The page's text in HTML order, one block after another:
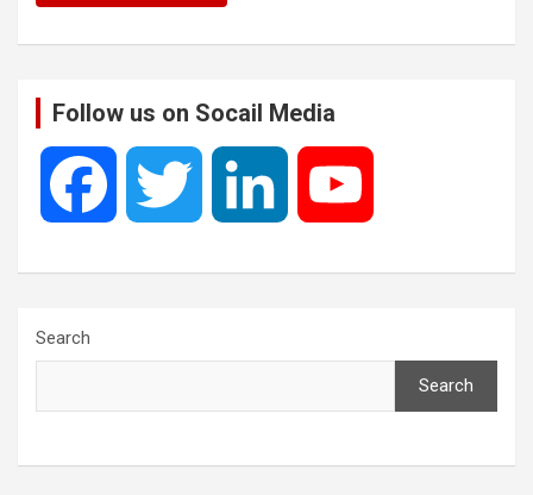
Follow us on Socail Media
e t k T
Search
Search